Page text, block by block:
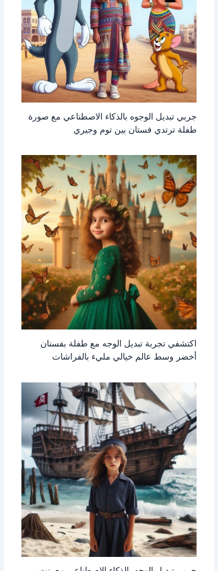
جربي تبديل الوجوه بالذكاء الاصطناعي مع صورة
طفلة ترتدي فستان بين توم وجيري
اكتشفي تجربة تبديل الوجه مع طفلة بفستان
أخضر وسط عالم خيالي مليء بالفراشات